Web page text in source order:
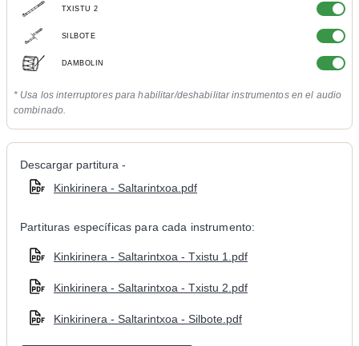
TXISTU 2
SILBOTE
DAMBOLIN
* Usa los interruptores para habilitar/deshabilitar instrumentos en el audio
combinado.
Descargar partitura -
Kinkirinera - Saltarintxoa.pdf
Partituras específicas para cada instrumento:
Kinkirinera - Saltarintxoa - Txistu 1.pdf
Kinkirinera - Saltarintxoa - Txistu 2.pdf
Kinkirinera - Saltarintxoa - Silbote.pdf